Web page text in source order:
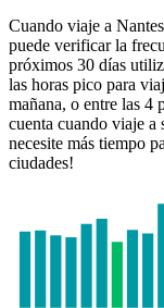
Cuando viaje a
puede verificar la
próximos 30 días
las horas pico para
mañana, o entre las 4
cuenta cuando viaje a
necesite más tiempo
ciudades!